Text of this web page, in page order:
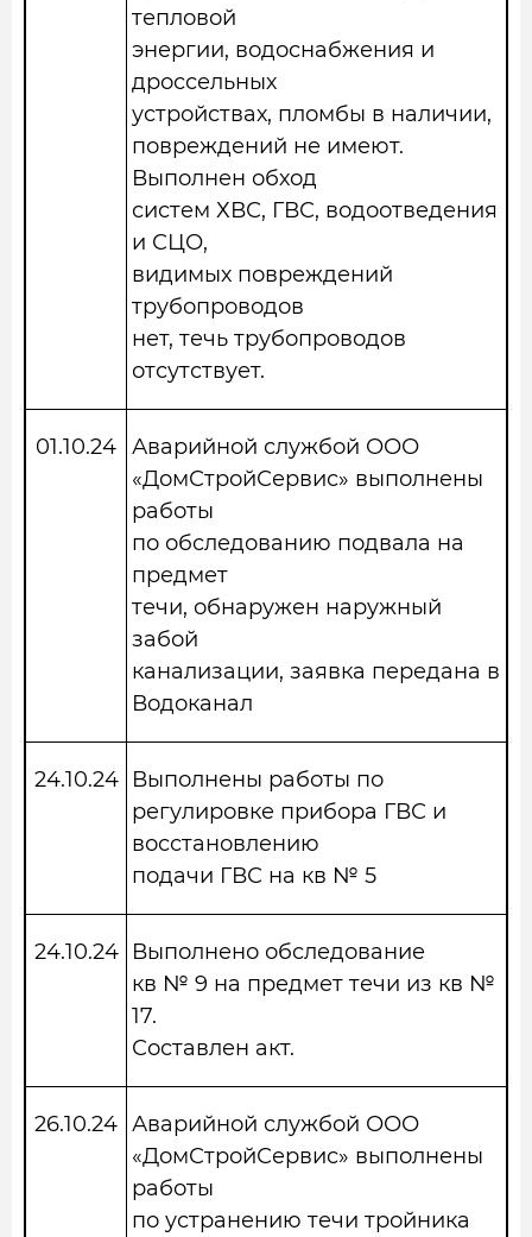
тепловой
энергии, водоснабжения и
дроссельных
устройствах, пломбы в наличии,
повреждений не имеют.
Выполнен обход
систем ХВС, ГВС, водоотведения
и СЦО,
видимых повреждений
трубопроводов
нет, течь трубопроводов
отсутствует.
01.10.24 Аварийной службой ООО
«ДомСтройСервис» выполнены
работы
по обследованию подвала на
предмет
течи, обнаружен наружный
забой
канализации, заявка передана в
Водоканал
24.10.24
Выполнены работы по
регулировке прибора ГВС и
восстановлению
подачи ГВС на кв № 5
24.10.24
Выполнено обследование
кв № 9 на предмет течи из кв №
17.
Составлен акт.
26.10.24 Аварийной службой ООО
«ДомСтройСервис» выполнены
работы
по устранению течи тройника